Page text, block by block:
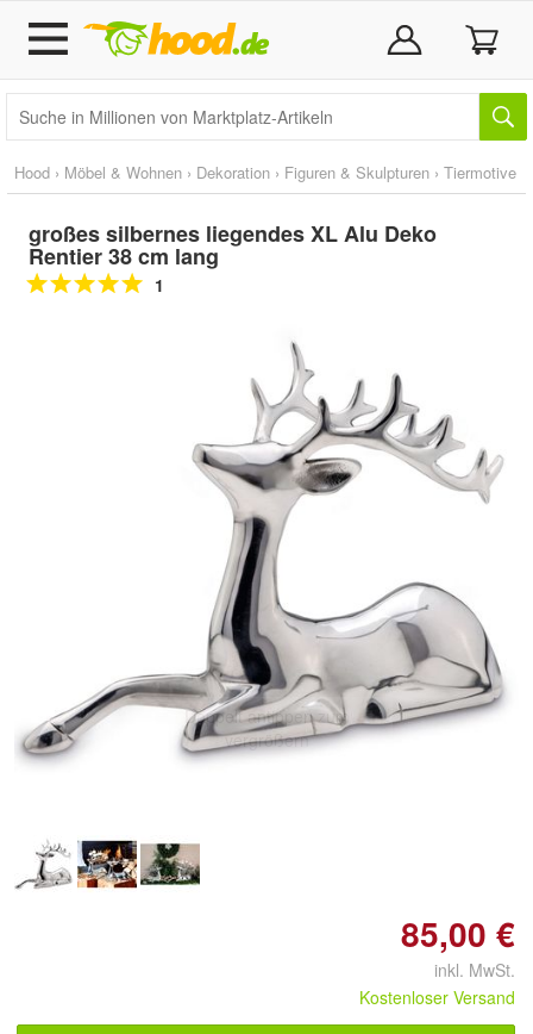
Hood › Möbel & Wohnen › Dekoration › Figuren & Skulpturen › Tiermotive
großes silbernes liegendes XL Alu Deko
Rentier 38 cm lang
1
Doppelt antippen zum
vergrößern
85,00 €
inkl. MwSt.
Kostenloser Versand